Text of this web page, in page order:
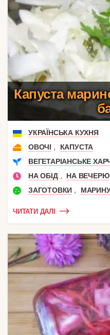
Капуста
УКРАЇНСЬКА КУХНЯ
ОВОЧІ ,
КАПУСТА
ВЕГЕТАРІАНСЬКЕ
НА ОБІД ,
НА ВЕЧЕРЮ
ЗАГОТОВКИ ,
ЧИТАТИ ДАЛІ